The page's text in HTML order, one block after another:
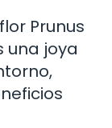
Prunus
una joya